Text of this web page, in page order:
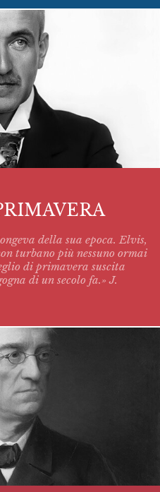
della sua epoca. Elvis,
turbano più nessuno ormai
di primavera suscita
di un secolo fa.» J.